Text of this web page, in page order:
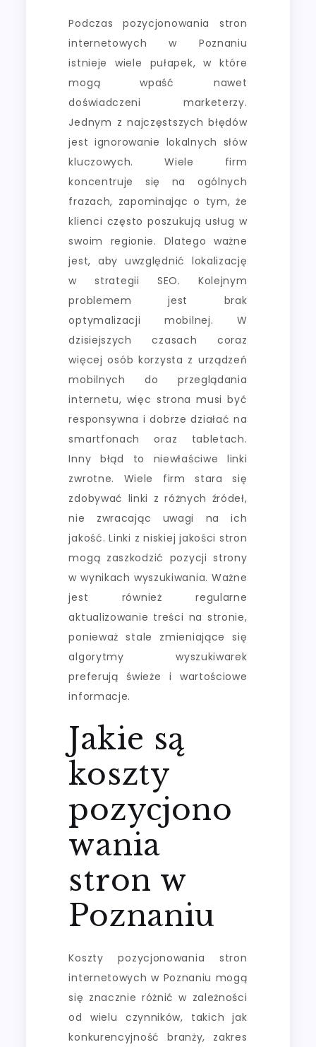
Podczas pozycjonowania stron
internetowych w Poznaniu
istnieje wiele pułapek, w które
mogą wpaść nawet
doświadczeni marketerzy.
Jednym z najczęstszych błędów
jest ignorowanie lokalnych słów
kluczowych. Wiele firm
koncentruje się na ogólnych
frazach, zapominając o tym, że
klienci często poszukują usług w
swoim regionie. Dlatego ważne
jest, aby uwzględnić lokalizację
w strategii SEO. Kolejnym
problemem jest brak
optymalizacji mobilnej. W
dzisiejszych czasach coraz
więcej osób korzysta z urządzeń
mobilnych do przeglądania
internetu, więc strona musi być
responsywna i dobrze działać na
smartfonach oraz tabletach.
Inny błąd to niewłaściwe linki
zwrotne. Wiele firm stara się
zdobywać linki z różnych źródeł,
nie zwracając uwagi na ich
jakość. Linki z niskiej jakości stron
mogą zaszkodzić pozycji strony
w wynikach wyszukiwania. Ważne
jest również regularne
aktualizowanie treści na stronie,
ponieważ stale zmieniające się
algorytmy wyszukiwarek
preferują świeże i wartościowe
informacje.
Jakie są
koszty
pozycjono
wania
stron w
Poznaniu
Koszty pozycjonowania stron
internetowych w Poznaniu mogą
się znacznie różnić w zależności
od wielu czynników, takich jak
konkurencyjność branży, zakres